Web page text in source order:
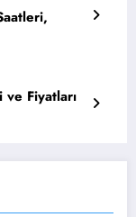
Fiyatları